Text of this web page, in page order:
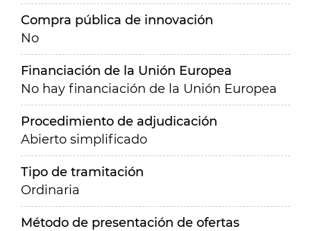
Compra pública de innovación
No
Financiación de la Unión Europea
No hay financiación de la Unión Europea
Procedimiento de adjudicación
Abierto simplificado
Tipo de tramitación
Ordinaria
Método de presentación de ofertas